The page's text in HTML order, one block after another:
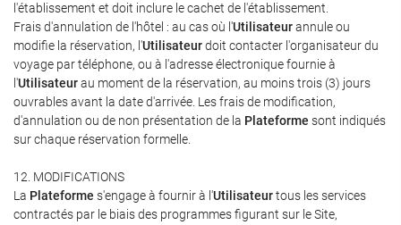
l'établissement et doit inclure le cachet de l'établissement.
Frais d'annulation de l'hôtel : au cas où l'Utilisateurannule ou
modifie la réservation, l'Utilisateurdoit contacter l'organisateur du
voyage par téléphone, ou à l'adresse électronique fournie à
l'Utilisateurau moment de la réservation, au moins trois (3) jours
ouvrables avant la date d'arrivée. Les frais de modification,
d'annulation ou de non présentation de la Plateforme sont indiqués
sur chaque réservation formelle.
12. MODIFICATIONS
La Plateforme s'engage à fournir à l'Utilisateurtous les services
contractés par le biais des programmes figurant sur le Site,